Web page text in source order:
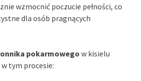
wzmocnić poczucie pełności, co
dla osób pragnących
pokarmowego w kisielu
tym procesie: